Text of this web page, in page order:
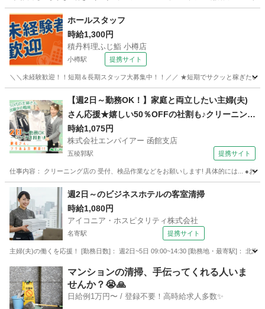
北海道 石狩市 ホールスタッフ
ホールスタッフ
時給1,300円
積丹料理ふじ鮨 小樽店
小樽駅 提携サイト
＼＼未経験歓迎！！短期＆長期スタッフ大募集中！！／／ ★短期でサクッと稼ぎた
小樽駅 ホールスタッフ
【週2日～勤務OK！】家庭と両立したい主婦(夫)
さん応援★嬉しい50％OFFの社割も♪クリーニング
店の店舗STAFF◎未経験さん歓迎！扶養範囲内で
の勤務OK
時給1,075円
株式会社エンパイアー 函館支店
五稜郭駅 提携サイト
仕事内容： クリーニング店の 受付、検品作業などをお願いします! 具体的には... ●お
北海道 函館市 五稜郭駅 フロント
週2日～のビジネスホテルの客室清掃
時給1,080円
アイコニア・ホスピタリティ株式会社
名寄駅 提携サイト
主婦(夫)の働くを応援！ [勤務日数]： 週2日~5日 09:00~14:30 [勤務地・最寄駅]： 北
北海道 名寄市 名寄駅 ホールスタッフ
マンションの清掃、手伝ってくれる人いま
せんか？😭🙏
日給例1万円〜 / 登録不要！高時給求人多数✨